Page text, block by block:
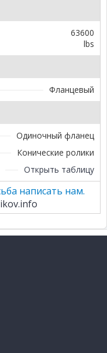
63600
lbs
Фланцевый
Одиночный фланец
Конические ролики
Открыть таблицу
написать нам.